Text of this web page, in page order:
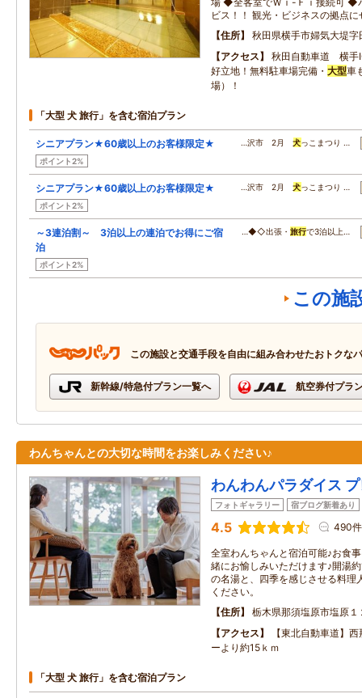
ビス！！ 観光・ビジネスの拠点
住所
秋田県横手市婦気大堤
アクセス
秋田自動車道 横手
好立地！無料駐車場完備・ 大型車
場）！
「大型 犬 旅行」を含む宿泊プラン
シニアプラン★60歳以上のお客様限定★
ポイント2%
…沢市 2月犬っこまつり …
シニアプラン★60歳以上のお客様限定★
ポイント2%
…沢市 2月犬っこまつり …
～3連泊割～ 3泊以上の連泊でお得にご宿
泊
ポイント2%
…◆◇出張・ 旅行で3泊以上…
この施
この施設と交通手段を自由に組み合わせたおトクな
新幹線/特急付プラン一覧へ 航空券付プラ
わんちゃんとの大切な時間をお楽しみください♪
わんわんパラダイス
フォトギャラリー 宿ブログ新着あり
4.5 490件
全室わんちゃんと宿泊可能♪お食
緒にお愉しみいただけます♪開湯
の名湯と、四季を感じさせる料理
ください。
住所
栃木県那須塩原市塩原１
アクセス
【東北自動車道】
ーより約15ｋｍ
「大型 犬 旅行」を含む宿泊プラン